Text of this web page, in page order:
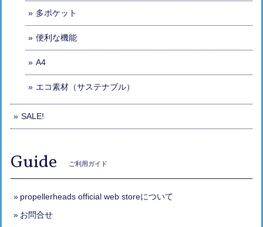
多ポケット
便利な機能
A4
エコ素材（サステナブル）
SALE!
Guide ご利用ガイド
propellerheads official web storeについて
お問合せ